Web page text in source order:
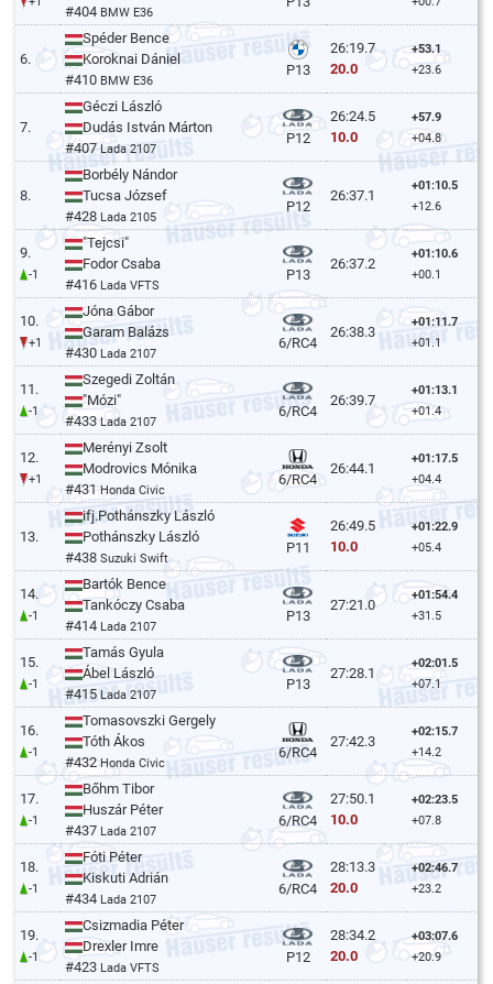
#404 BMW E36
6.
Spéder Bence
Koroknai Dániel
#410 BMW E36
P13
26:19.7
20.0
+53.1
+23.6
7.
Géczi László
Dudás István Márton
#407Lada 2107
P12
26:24.5
10.0
+57.9
+04.8
8.
Borbély Nándor
Tucsa József
#428 Lada 2105
P12
26:37.1
+01:10.5
+12.6
9.
-1
"Tejcsi"
Fodor Csaba
#416 Lada VFTS
P13
26:37.2
+01:10.6
+00.1
10.
+1
Jóna Gábor
Garam Balázs
#430 Lada 2107
6/RC4
26:38.3
+01:11.7
+01.1
11.
-1
Szegedi Zoltán
"Mózi"
#433Lada 2107
6/RC4
26:39.7
+01:13.1
+01.4
12.
+1
Merényi Zsolt
Modrovics Mónika
#431Honda Civic
6/RC4
26:44.1
+01:17.5
+04.4
13.
ifj.Pothánszky László
Pothánszky László
#438Suzuki Swift
P11
26:49.5
10.0
+01:22.9
+05.4
14.
-1
Bartók Bence
Tankóczy Csaba
#414 Lada 2107
P13
27:21.0
+01:54.4
+31.5
15.
-1
Tamás Gyula
Ábel László
#415 Lada 2107
P13
27:28.1
+02:01.5
+07.1
16.
-1
Tomasovszki Gergely
Tóth Ákos
#432Honda Civic
6/RC4
27:42.3
+02:15.7
+14.2
17.
-1
Bőhm Tibor
Huszár Péter
#437 Lada 2107
6/RC4
27:50.1
10.0
+02:23.5
+07.8
18.
-1
Fóti Péter
Kiskuti Adrián
#434 Lada 2107
6/RC4
28:13.3
20.0
+02:46.7
+23.2
19.
-1
Csizmadia Péter
Drexler Imre
#423 Lada VFTS
P12
28:34.2
20.0
+03:07.6
+20.9